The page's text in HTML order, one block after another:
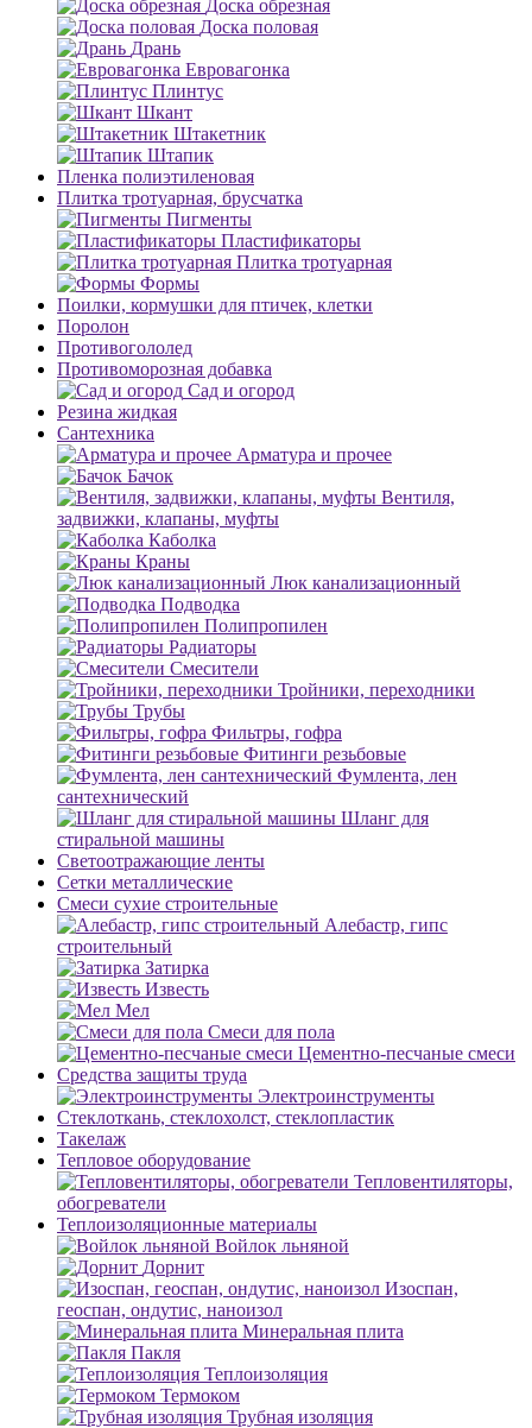
Доска обрезная
Доска половая
Дрань
Евровагонка
Плинтус
Шкант
Штакетник
Штапик
Пленка полиэтиленовая
Плитка тротуарная, брусчатка
Пигменты
Пластификаторы
Плитка тротуарная
Формы
Поилки, кормушки для птичек, клетки
Поролон
Противогололед
Противоморозная добавка
Сад и огород
Резина жидкая
Сантехника
Арматура и прочее
Бачок
Вентиля,
задвижки, клапаны, муфты
Каболка
Краны
Люк канализационный
Подводка
Полипропилен
Радиаторы
Смесители
Тройники, переходники
Трубы
Фильтры, гофра
Фитинги резьбовые
Фумлента, лен
сантехнический
Шланг для
стиральной машины
Светоотражающие ленты
Сетки металлические
Смеси сухие строительные
Алебастр, гипс
строительный
Затирка
Известь
Мел
Смеси для пола
Цементно-песчаные смеси
Средства защиты труда
Электроинструменты
Стеклоткань, стеклохолст, стеклопластик
Такелаж
Тепловое оборудование
Тепловентиляторы,
обогреватели
Теплоизоляционные материалы
Войлок льняной
Дорнит
Изоспан,
геоспан, ондутис, наноизол
Минеральная плита
Пакля
Теплоизоляция
Термоком
Трубная изоляция